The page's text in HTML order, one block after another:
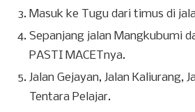
Masuk ke Tugu dari timus di
Sepanjang jalan Mangkubumi
PASTI MACETnya.
Jalan Gejayan, Jalan Kaliurang,
Tentara Pelajar.